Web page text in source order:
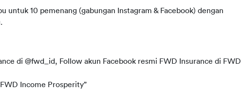
untuk 10 pemenang (gabungan Instagram & Facebook) dengan
di @fwd_id, Follow akun Facebook resmi FWD Insurance di FWD
Income Prosperity”